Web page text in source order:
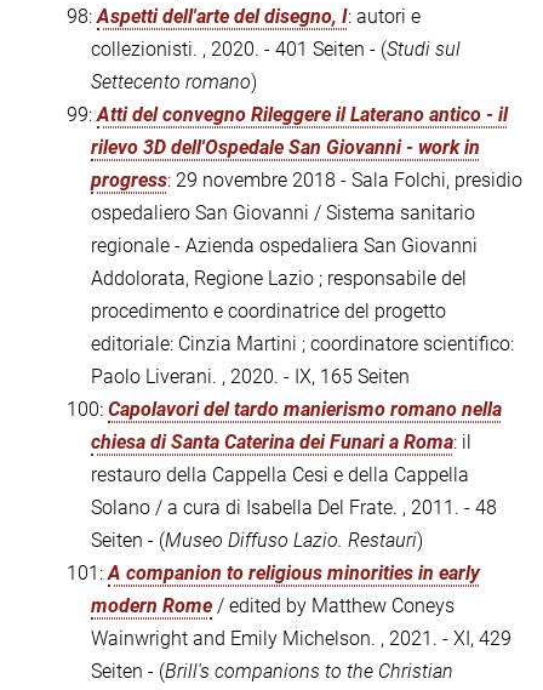
98:Aspetti dell'arte del disegno, I: autori e
collezionisti. , 2020. - 401 Seiten - (Studi sul
Settecento romano)
99:Atti del convegno Rileggere il Laterano antico - il
rilevo 3D dell'Ospedale San Giovanni - work in
progress: 29 novembre 2018 - Sala Folchi, presidio
ospedaliero San Giovanni / Sistema sanitario
regionale - Azienda ospedaliera San Giovanni
Addolorata, Regione Lazio ; responsabile del
procedimento e coordinatrice del progetto
editoriale: Cinzia Martini ; coordinatore scientifico:
Paolo Liverani. , 2020. - IX, 165 Seiten
100: Capolavori del tardo manierismo romano nella
chiesa di Santa Caterina dei Funari a Roma: il
restauro della Cappella Cesi e della Cappella
Solano / a cura di Isabella Del Frate. , 2011. - 48
Seiten - (Museo Diffuso Lazio. Restauri)
101:A companion to religious minorities in early
modern Rome / edited by Matthew Coneys
Wainwright and Emily Michelson. , 2021. - XI, 429
Seiten - (Brill's companions to the Christian